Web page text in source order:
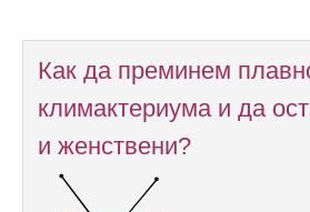
Как да преминем
климактериума и да
и женствени?